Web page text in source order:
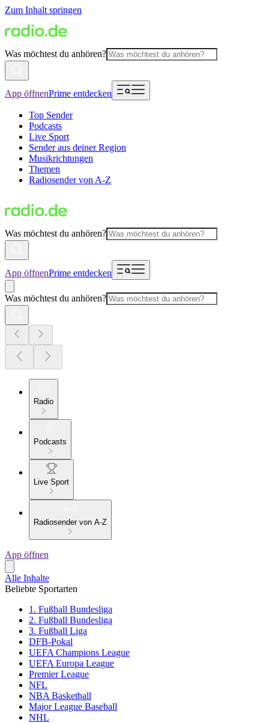
Zum Inhalt springen
Was möchtest du anhören?
App öffnenPrime entdecken
Top Sender
Podcasts
Live Sport
Sender aus deiner Region
Musikrichtungen
Themen
Radiosender von A-Z
Was möchtest du anhören?
App öffnenPrime entdecken
Was möchtest du anhören?
Radio
Podcasts
Live Sport
Radiosender von A-Z
App öffnen
Alle Inhalte
Beliebte Sportarten
1. Fußball Bundesliga
2. Fußball Bundesliga
3. Fußball Liga
DFB-Pokal
UEFA Champions League
UEFA Europa League
Premier League
NFL
NBA Basketball
Major League Baseball
NHL